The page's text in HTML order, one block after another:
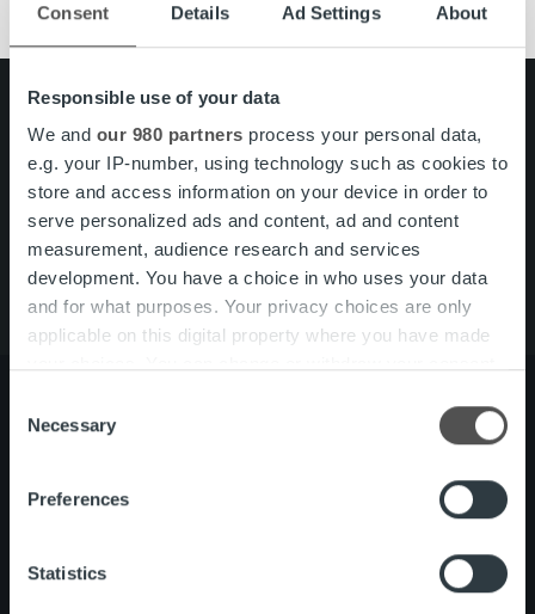
Consent Details Ad Settings About
Responsible use of your data
We and our 980 partners process your personal data,
e.g. your IP-number, using technology such as cookies to
store and access information on your device in order to
serve personalized ads and content, ad and content
measurement, audience research and services
development. You have a choice in who uses your data
and for what purposes. Your privacy choices are only
applicable on this digital property where you have made
the Privacy trigger icon.
Find out more about how your personal data is processed
and set your preferences in the
We use cookies to personalise content and ads, to
provide social media features and to analyse our traffic.
Selection
Necessary
Preferences
Statistics
Pikalinkit
Yhteystiedot
Ura Ropolla
Palvelut
Tietoa meistä
Search for:
Ihmiset ja kulttuurimme